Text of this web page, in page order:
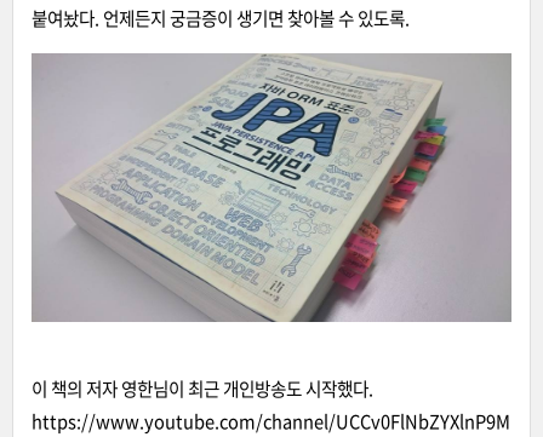
붙여놨다. 언제든지 궁금증이 생기면 찾아볼 수 있도록.
이 책의 저자 영한님이 최근 개인방송도 시작했다.
https://www.youtube.com/channel/UCCv0FlNbZYXlnP9M